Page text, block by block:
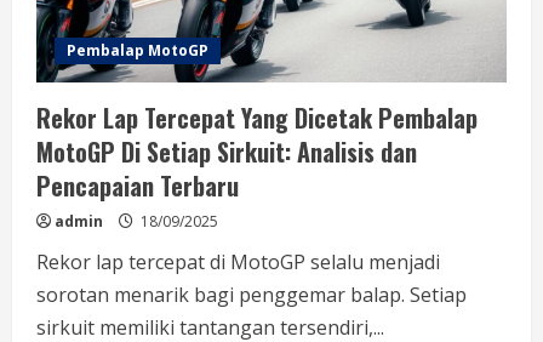
Pembalap MotoGP
Rekor Lap Tercepat Yang Dicetak Pembalap
MotoGP Di Setiap Sirkuit: Analisis dan
Pencapaian Terbaru
admin 18/09/2025
Rekor lap tercepat di MotoGP selalu menjadi
sorotan menarik bagi penggemar balap. Setiap
sirkuit memiliki tantangan tersendiri,...